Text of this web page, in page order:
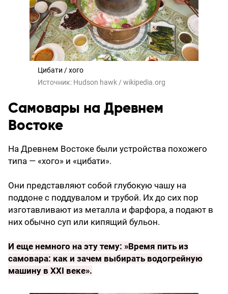
Цибати / хого
Источник: Hudson hawk / wikipedia.org
Самовары на Древнем
Востоке
На Древнем Востоке были устройства похожего
типа — «хого» и «цибати».
Они представляют собой глубокую чашу на
поддоне с поддувалом и трубой. Их до сих пор
изготавливают из металла и фарфора, а подают в
них обычно суп или кипящий бульон.
И еще немного на эту тему: »Время пить из
самовара: как и зачем выбирать водогрейную
машину в XXI веке».